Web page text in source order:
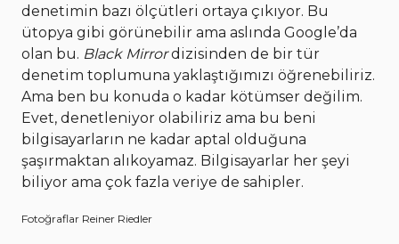
denetimin bazı ölçütleri ortaya çıkıyor. Bu
ütopya gibi görünebilir ama aslında Google’da
olan bu. Black Mirrordizisinden de bir tür
denetim toplumuna yaklaştığımızı öğrenebiliriz.
Ama ben bu konuda o kadar kötümser değilim.
Evet, denetleniyor olabiliriz ama bu beni
bilgisayarların ne kadar aptal olduğuna
şaşırmaktan alıkoyamaz. Bilgisayarlar her şeyi
biliyor ama çok fazla veriye de sahipler.
Fotoğraflar Reiner Riedler